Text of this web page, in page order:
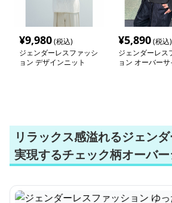
¥9,980(税込)
ジェンダーレスファッシ
ョン デザインニット
¥5,890(税込)
ジェンダーレス
ョン オーバー
リラックス感溢れるジェン
実現するチェック柄オーバ